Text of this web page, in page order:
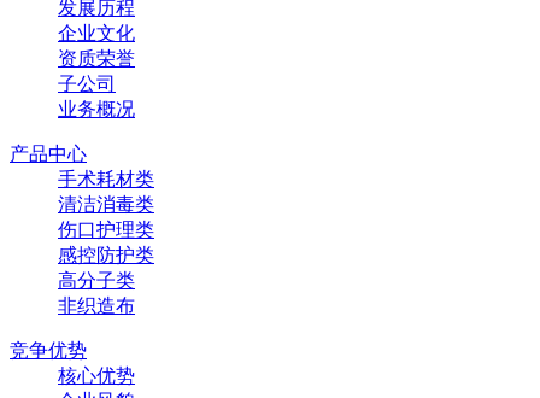
发展历程
企业文化
资质荣誉
子公司
业务概况
产品中心
手术耗材类
清洁消毒类
伤口护理类
感控防护类
高分子类
非织造布
竞争优势
核心优势